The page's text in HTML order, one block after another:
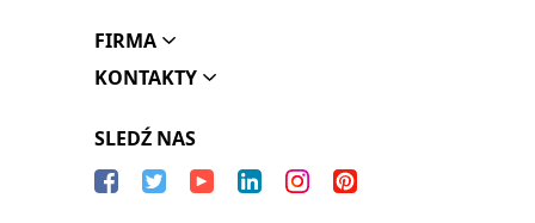
FIRMA
KONTAKTY
SLEDŹ NAS